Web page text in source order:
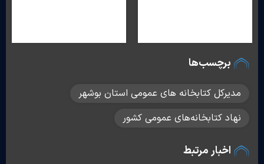
برچسب‌ها
مدیرکل کتابخانه های عمومی استان بوشهر
نهاد کتابخانه‌های عمومی کشور
اخبار مرتبط